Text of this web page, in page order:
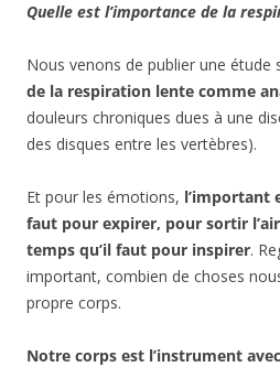
Quelle est l’importance de la
Nous venons de publier une étude
de la respiration lente comme
douleurs chroniques dues à une
des disques entre les vertèbres).
Et pour les émotions, l’important
faut pour expirer, pour sortir
temps qu’il faut pour inspirer.
important, combien de choses
propre corps.
Notre corps est l’instrument